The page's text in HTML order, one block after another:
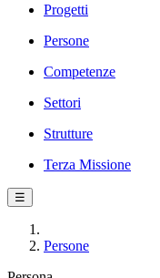
Progetti
Persone
Competenze
Settori
Strutture
Terza Missione
☰
Persone